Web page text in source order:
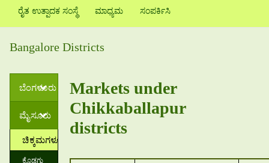
ರೈತ ಉತ್ಪಾದಕ ಸಂಸ್ಥೆ ಮಾಧ್ಯಮ ಸಂಪರ್ಕಿಸಿ
Bangalore Districts
ಬೆಂಗಳೂರು
ಮೈಸೂರು
ಚಿಕ್ಕಮಗಳೂರು
ಕೊಡಗು
Markets under
Chikkaballapur
districts